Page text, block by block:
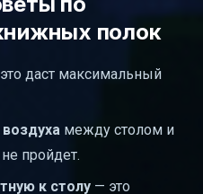
полок
даст максимальный
между столом и
пройдет.
к столу — это